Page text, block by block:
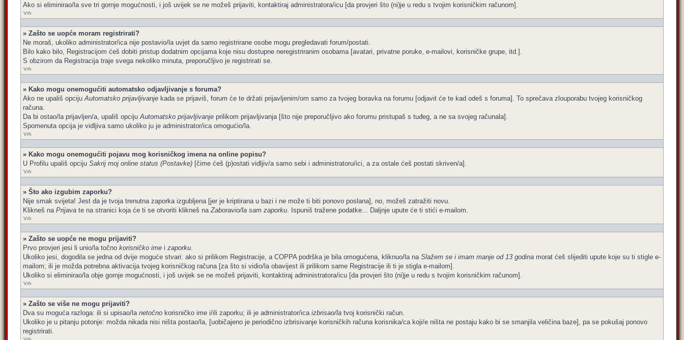
Ako si eliminirao/la sve tri gornje mogućnosti, i još uvijek se ne možeš prijaviti, kontaktiraj administratora/icu [da provjeri što (ni)je u redu s tvojim korisničkim računom].
Vrh
» Zašto se uopće moram registrirati?
Ne moraš, ukoliko administrator/ica nije postavio/la uvjet da samo registrirane osobe mogu pregledavati forum/postati.
Bilo kako bilo, Registracijom ćeš dobiti pristup dodatnim opcijama koje nisu dostupne neregistriranim osobama [avatari, privatne poruke, e-mailovi, korisničke grupe, itd.].
S obzirom da Registracija traje svega nekoliko minuta, preporučljivo je registrirati se.
Vrh
» Kako mogu onemogućiti automatsko odjavljivanje s foruma?
Ako ne upališ opcijuAutomatsko prijavljivanje kada se prijaviš, forum će te držati prijavljenim/om samo za tvojeg boravka na forumu [odjavit će te kad odeš s foruma]. To sprečava zlouporabu tvojeg korisničkog
računa.
Da bi ostao/la prijavljen/a, upališ opcijuAutomatsko prijavljivanje prilikom prijavljivanja [što nije preporučljivo ako forumu pristupaš s tuđeg, a ne sa svojeg računala].
Spomenuta opcija je vidljiva samo ukoliko ju je administrator/ica omogućio/la.
Vrh
» Kako mogu onemogućiti pojavu mog korisničkog imena na online popisu?
U Profilu upališ opciju Sakrij moj online status (Postavke) [čime ćeš (p)ostati vidljiv/a samo sebi i administratoru/ici, a za ostale ćeš postati skriven/a].
Vrh
» Što ako izgubim zaporku?
Nije smak svijeta! Jest da je tvoja trenutna zaporka izgubljena [jer je kriptirana u bazi i ne može ti biti ponovo poslana], no, možeš zatražiti novu.
Klikneš na Prijava te na stranici koja će ti se otvoriti klikneš naZaboravio/la sam zaporku. Ispuniš tražene podatke... Daljnje upute će ti stići e-mailom.
Vrh
» Zašto se uopće ne mogu prijaviti?
Prvo provjeri jesi li unio/la točno korisničko ime i zaporku.
Ukoliko jesi, dogodila se jedna od dvije moguće stvari: ako si prilikom Registracije, a COPPA podrška je bila omogućena, kliknuo/la na Slažem se i imam manje od 13 godina morat ćeš slijediti upute koje su ti stigle e-
mailom; ili je možda potrebna aktivacija tvojeg korisničkog računa [za što si vidio/la obavijest ili prilikom same Registracije ili ti je stigla e-mailom].
Ukoliko si eliminirao/la obje gornje mogućnosti, i još uvijek se ne možeš prijaviti, kontaktiraj administratora/icu [da provjeri što (ni)je u redu s tvojim korisničkim računom].
Vrh
» Zašto se više ne mogu prijaviti?
Dva su moguća razloga: ili si upisao/la netočno korisničko ime i/ili zaporku; ili je administrator/ica izbrisao/la tvoj korisnički račun.
Ukoliko je u pitanju potonje: možda nikada nisi ništa postao/la, [uobičajeno je periodično izbrisivanje korisničkih računa korisnika/ca koji/e ništa ne postaju kako bi se smanjila veličina baze], pa se pokušaj ponovo
registrirati.